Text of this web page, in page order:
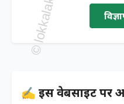
✍️ इस वेबसाइट पर